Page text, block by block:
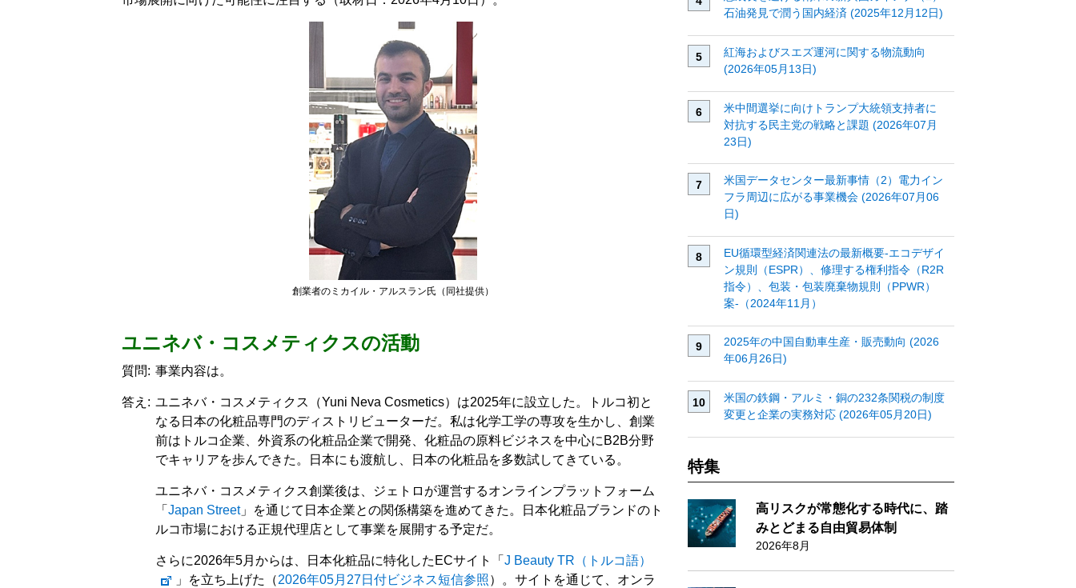
創業者のミカイル・アルスラン氏（同社提供）
ユニネバ・コスメティクスの活動
質問: 事業内容は。
答え: ユニネバ・コスメティクス（Yuni Neva Cosmetics）は2025年に設立した。トルコ初と
なる日本の化粧品専門のディストリビューターだ。私は化学工学の専攻を生かし、創業
前はトルコ企業、外資系の化粧品企業で開発、化粧品の原料ビジネスを中心にB2B分野
でキャリアを歩んできた。日本にも渡航し、日本の化粧品を多数試してきている。
ユニネバ・コスメティクス創業後は、ジェトロが運営するオンラインプラットフォーム
「 Japan Street」を通じて日本企業との関係構築を進めてきた。日本化粧品ブランドのト
ルコ市場における正規代理店として事業を展開する予定だ。
さらに2026年5月からは、日本化粧品に特化したECサイト「 J Beauty TR（トルコ語）
」を立ち上げた（2026年05月27日付ビジネス短信参照）。サイトを通じて、オンラ
石油発見で潤う国内経済 (2025年12月12日)
紅海およびスエズ運河に関する物流動向
(2026年05月13日)
米中間選挙に向けトランプ大統領支持者に
対抗する民主党の戦略と課題 (2026年07月
23日)
米国データセンター最新事情（2）電力イン
フラ周辺に広がる事業機会 (2026年07月06
日)
EU循環型経済関連法の最新概要‐エコデザイ
ン規則（ESPR）、修理する権利指令（R2R
指令）、包装・包装廃棄物規則（PPWR）
案‐（2024年11月）
2025年の中国自動車生産・販売動向 (2026
年06月26日)
米国の鉄鋼・アルミ・銅の232条関税の制度
変更と企業の実務対応 (2026年05月20日)
特集
高リスクが常態化する時代に、踏
みとどまる自由貿易体制
2026年8月